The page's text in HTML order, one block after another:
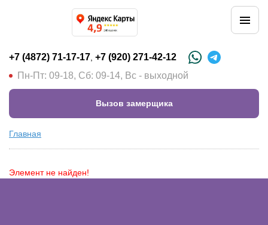
+7 (4872) 71-17-17 +7 (920) 271-42-12
Пн-Пт: 09-18, Сб: 09-14, Вс - выходной
Вызов замерщика
Главная
Элемент не найден!